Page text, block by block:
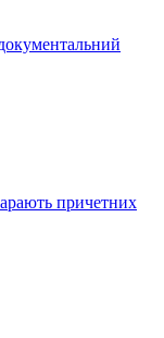
причетних